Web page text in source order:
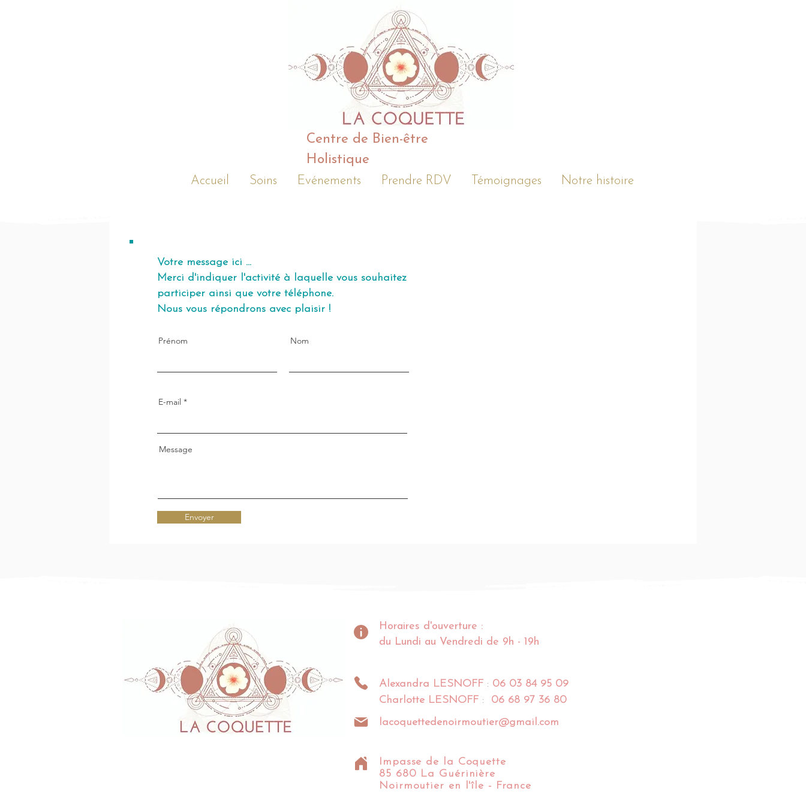
Centre de Bien-être
Holistique
Accueil Soins Evénements Prendre RDV Témoignages Notre histoire
Votre message ici ...
Merci d'indiquer l'activité à laquelle vous souhaitez
participer ainsi que votre téléphone.
Nous vous répondrons avec plaisir !
Prénom Nom
E-mail
Message
Envoyer
Horaires d'ouverture :
du Lundi au Vendredi de 9h - 19h
Alexandra LESNOFF : 06 03 84 95 09
Charlotte LESNOFF : 06 68 97 36 80
lacoquettedenoirmoutier@gmail.com
Impasse de la Coquette
85 680 La Guérinière
Noirmoutier en l'île - France​​